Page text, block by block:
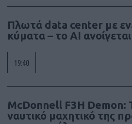
Πλωτά data center με
κύματα – το AI
19:40
McDonnell F3H Demon:
ναυτικό μαχητικό της